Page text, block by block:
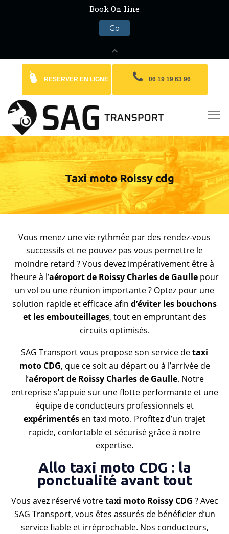
RESERVER EN LIGNE 06 19 19 63 96
Taxi moto Roissy cdg
Vous menez une vie rythmée par des rendez-vous
successifs et ne pouvez pas vous permettre le
moindre retard ? Vous devez impérativement être à
l’heure à l’aéroport de Roissy Charles de Gaulle pour
un vol ou une réunion importante ? Optez pour une
solution rapide et efficace afin d’éviter les bouchons
et les embouteillages, tout en empruntant des
circuits optimisés.
SAG Transport vous propose son service detaxi
moto CDG, que ce soit au départ ou à l’arrivée de
l’aéroport de Roissy Charles de Gaulle. Notre
entreprise s’appuie sur une flotte performante et une
équipe de conducteurs professionnels et
expérimentés en taxi moto. Profitez d’un trajet
rapide, confortable et sécurisé grâce à notre
expertise.
Allo taxi moto CDG : la
ponctualité avant tout
Vous avez réservé votretaxi moto Roissy CDG ? Avec
SAG Transport, vous êtes assurés de bénéficier d’un
service fiable et irréprochable. Nos conducteurs,